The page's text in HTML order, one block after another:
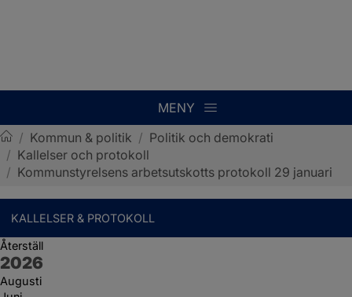
MENY
Sotenäs kommun
/ Kommun & politik / Politik och demokrati
/ Kallelser och protokoll
/ Kommunstyrelsens arbetsutskotts protokoll 29 januari
KALLELSER & PROTOKOLL
Återställ
År:
2026
Augusti